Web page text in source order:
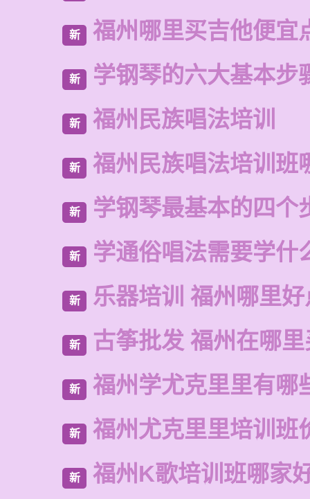
新 福州哪里买吉他便宜
新 学钢琴的六大基本步
新 福州民族唱法培训
新 福州民族唱法培训班
新 学钢琴最基本的四个
新 学通俗唱法需要学什
新 乐器培训 福州哪里
新 古筝批发 福州在哪
新 福州学尤克里里有哪
新 福州尤克里里培训班
新 福州K歌培训班哪家